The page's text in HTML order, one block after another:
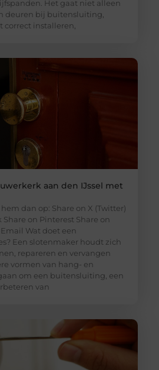
Het gaat niet alleen
deuren bij buitensluiting,
correct installeren,
aan den IJssel met
dan op: Share on X (Twitter)
Share on Pinterest Share on
Wat doet een
Een slotenmaker houdt zich
repareren en vervangen
vormen van hang- en
om een buitensluiting, een
van